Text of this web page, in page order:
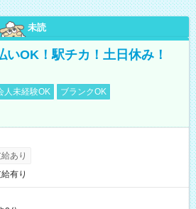
未読
いOK！駅チカ！土日休み！
人未経験OK
ブランクOK
あり
有り